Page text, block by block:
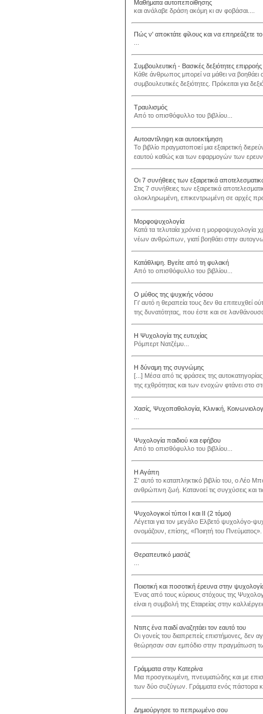
Μαθήματα αυτοπεποίθησης
και ανάλαβε δράση ακόμη κι αν φοβάσαι....
Πώς ν' αποκτάτε φίλους και να επηρεάζετε
Συμβουλευτική - Βασικές δεξιότητες επιρροής
Κάθε άνθρωπος μπορεί να μάθει να βοηθάει
συμβουλευτικές δεξιότητες. Πρόκειται για
Τραυλισμός
Από το οπισθόφυλλο του βιβλίου...
Αυτοαντίληψη και αυτοεκτίμηση
Το βιβλίο πραγματοποιεί μια εξαιρετική
εαυτού καθώς και των εφαρμογών των
Οι 7 συνήθειες των εξαιρετικά
Στις 7 συνήθειες των εξαιρετικά
ολοκληρωμένη, επικεντρωμένη σε αρχές
Μορφοψυχολογία
Κατά τα τελυταία χρόνια η μορφοψυχολογία
νέων ανθρώπων, γιατί βοηθάει στην
Κατάθλιψη. Βγείτε από τη φυλακή
Από το οπισθόφυλλο του βιβλίου...
Ο μύθος της ψυχικής νόσου
Γι' αυτό η θεραπεία τους δεν θα επιτευχθεί
της δυνατότητας, που έστε και σε
Η Ψυχολογία της ευτυχίας
Ρόμπερτ Νατζέμυ...
Η δύναμη της συγνώμης
[...] Μέσα από τις φράσεις της
της εχθρότητας και των ενοχών φτάνει στο
Χασίς, Ψυχοπαθολογία, Κλινική,
Ψυχολογία παιδιού και εφήβου
Από το οπισθόφυλλο του βιβλίου...
Η Αγάπη
Σ' αυτό το καταπληκτικό βιβλίο του, ο Λέο
ανθρώπινη ζωή. Κατανοεί τις συγχύσεις και
Ψυχολογικοί τύποι Ι και ΙΙ (2 τόμοι)
Λέγεται για τον μεγάλο Ελβετό ψυχολόγο-
ονομάζουν, επίσης, «Ποιητή του Πνεύματος».
Θεραπευτικό μασάζ
Ποιοτική και ποσοτική έρευνα στην
Ένας από τους κύριους στόχους της
είναι η συμβολή της Εταιρείας στην
Ντιπς ένα παιδί αναζητάει τον εαυτό του
Οι γονείς του διαπρεπείς επιστήμονες, δεν
θεώρησαν σαν εμπόδιο στην πραγμάτωση
Γράμματα στην Κατερίνα
Μια προσγειωμένη, πνευματώδης και με
των δύο συζύγων. Γράμματα ενός πάστορα
Δημιούργησε το πεπρωμένο σου